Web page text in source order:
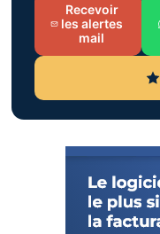
Recevoir
les alertes
mail